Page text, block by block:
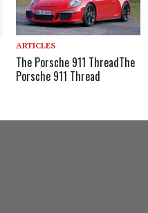
ARTICLES
The Porsche 911 ThreadThe
Porsche 911 Thread